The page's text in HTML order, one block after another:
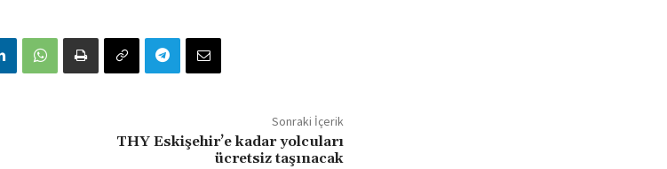
Sonraki İçerik
THY Eskişehir’e kadar yolcuları
ücretsiz taşınacak